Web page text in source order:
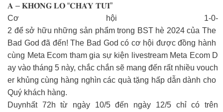
𝐀 – 𝐊𝐇𝐎̂𝐍𝐆 𝐋𝐎 “𝐂𝐇𝐀́𝐘 𝐓𝐔́𝐈”
Cơ hội 1-0-
2 để sở hữu những sản phẩm trong BST hè 2024 của The
Bad God đã đến! The Bad God có cơ hội được đồng hành
cùng Meta Ecom tham gia sự kiện livestream Meta Ecom D
ay vào tháng 5 này, chắc chắn sẽ mang đến rất nhiều vouch
er khủng cùng hàng nghìn các quà tặng hấp dẫn dành cho
Quý khách hàng.
Duynhất 72h từ ngày 10/5 đến ngày 12/5 chỉ có trên